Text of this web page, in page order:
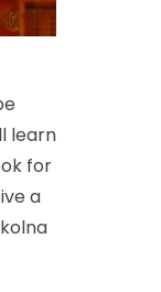
learn
for
a